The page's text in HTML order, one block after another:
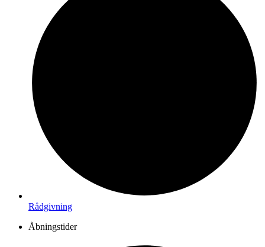
Rådgivning
Åbningstider